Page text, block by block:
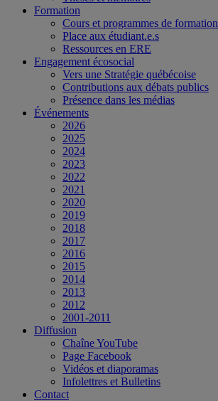
Formation
Cours et programmes de formation
Place aux étudiant.e.s
Ressources en ERE
Engagement écosocial
Vers une Stratégie québécoise
Contributions aux débats publics
Présence dans les médias
Événements
2026
2025
2024
2023
2022
2021
2020
2019
2018
2017
2016
2015
2014
2013
2012
2001-2011
Diffusion
Chaîne YouTube
Page Facebook
Vidéos et diaporamas
Infolettres et Bulletins
Contact